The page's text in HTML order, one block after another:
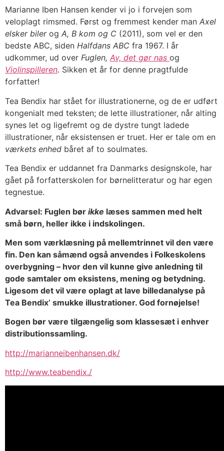
Marianne Iben Hansen kender vi jo i forvejen som
veloplagt rimsmed. Først og fremmest kender man Axel
elsker bilerog A, B kom og C (2011), som vel er den
bedste ABC, siden Halfdans ABC fra 1967. I år
udkommer, ud over Fuglen, Av, det gør nas og
Violinspilleren. Sikken et år for denne pragtfulde
forfatter!
Tea Bendix har stået for illustrationerne, og de er udført
kongenialt med teksten; de lette illustrationer, når alting
synes let og ligefremt og de dystre tungt ladede
illustrationer, når eksistensen er truet. Her er tale om en
værkets enhed båret af to soulmates.
Tea Bendix er uddannet fra Danmarks designskole, har
gået på forfatterskolen for børnelitteratur og har egen
tegnestue.
Advarsel: Fuglen bør ikke læses sammen med helt
små børn, heller ikke i indskolingen.
Men som værklæsning på mellemtrinnet vil den være
fin. Den kan såmænd også anvendes i Folkeskolens
overbygning – hvor den vil kunne give anledning til
gode samtaler om eksistens, mening og betydning.
Ligesom det vil være oplagt at lave billedanalyse på
Tea Bendix’ smukke illustrationer. God fornøjelse!
Bogen bør være tilgængelig som klassesæt i enhver
distributionssamling.
http://marianneibenhansen.dk/
http://www.teabendix./